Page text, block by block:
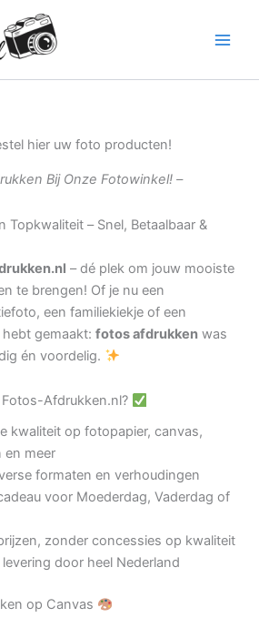
hier uw foto producten!
Bij Onze Fotowinkel! –
Topkwaliteit – Snel, Betaalbaar &
– dé plek om jouw mooiste
te brengen! Of je nu een
een familiekiekje of een
gemaakt: fotos afdrukken was
én voordelig.
Afdrukken.nl?
kwaliteit op fotopapier, canvas,
en meer
formaten en verhoudingen
voor Moederdag, Vaderdag of
zonder concessies op kwaliteit
levering door heel Nederland
op Canvas